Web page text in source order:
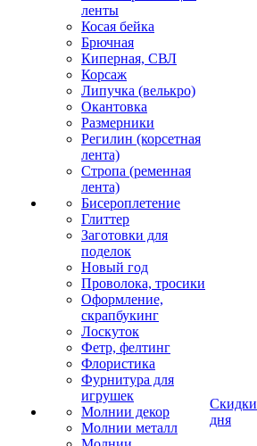
ленты
Косая бейка
Брючная
Киперная, СВЛ
Корсаж
Липучка (велькро)
Окантовка
Размерники
Регилин (корсетная
лента)
Стропа (ременная
лента)
Бисероплетение
Глиттер
Заготовки для
поделок
Новый год
Проволока, тросики
Оформление,
скрапбукинг
Лоскуток
Фетр, фелтинг
Флористика
Фурнитура для
игрушек
Молнии декор
Молнии металл
Скидки
дня